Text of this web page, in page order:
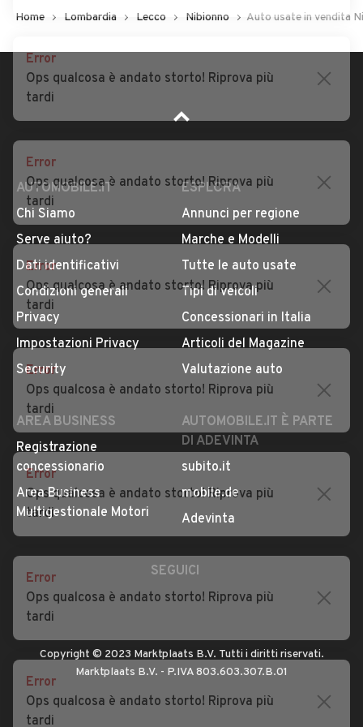
AUTOMOBILE.IT
Chi Siamo
Serve aiuto?
Dati identificativi
Condizioni generali
Privacy
Impostazioni Privacy
Security
ESPLORA
Annunci per regione
Marche e Modelli
Tutte le auto usate
Tipi di veicoli
Concessionari in Italia
Articoli del Magazine
Valutazione auto
AREA BUSINESS
Registrazione
concessionario
Area Business
AUTOMOBILE.IT È PARTE
DI ADEVINTA
subito.it
mobile.de
SEGUICI
Copyright © 2023 Marktplaats B.V. Tutti i diritti riservati.
Marktplaats B.V. - P.IVA 803.603.307.B.01
Error
Ops qualcosa è andato storto! Riprova più
tardi
Error
Ops qualcosa è andato storto! Riprova più
tardi
Error
Ops qualcosa è andato storto! Riprova più
tardi
Error
Ops qualcosa è andato storto! Riprova più
tardi
Error
Ops qualcosa è andato storto! Riprova più
tardi
Error
Ops qualcosa è andato storto! Riprova più
tardi
Error
Ops qualcosa è andato storto! Riprova più
tardi